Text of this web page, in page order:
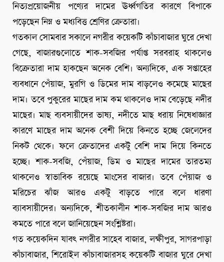
নিত্যপ্রয়োজনীয় পণ্যের দামের ঊর্ধ্বগতির কারণে বিপাকে
পড়েছেন নিম্ন ও মধ্যবিত্ত শ্রেণির ক্রেতারা।
গতকাল সোমবার সকালে নগরীর কয়েকটি কাঁচাবাজার ঘুরে দেখা
গেছে, বাজারগুলোতে শাক-সবজির পর্যাপ্ত সরবরাহ থাকলেও
বিক্রেতারা দাম হাকছেন অনেক বেশি। অন্যদিকে, এক সপ্তাহের
ব্যবধানে পেঁয়াজ, মুরগি ও ডিমের দাম বাড়লেও কমেছে মাছের
দাম। তবে পুকুরের মাছের দাম কম থাকলেও দাম বেড়েছে নদীর
মাছের। মাছ ব্যবসায়ীদের ভাষ্য, নদীতে মাছ ধরায় নিষেধাজ্ঞার
কারণে মাছের দাম অনেক বেশী দিয়ে কিনতে হচ্ছে জেলেদের
নিকট থেকে। ফলে ক্রেতাদের একটু বেশি দাম দিয়ে কিনতে
হচ্ছে। শাক-সবজি, পেঁয়াজ, ডিম ও মাছের দামের তারতম্য
থাকলেও স্বাভাবিক রয়েছে মাংসের বাজার। তবে পেঁয়াজ ও
মরিচের ঝাঁজ আরও একটু বাড়তে পারে বলে ধারণা
ব্যাবসায়ীদের। অন্যদিকে, শীতকালীন শাক-সবজির দাম আরও
কমতে পারে বলে জানিয়েছেন সংশ্লিষ্টরা।
গত কয়েকদিন যাবৎ নগরীর সাহেব বাজার, লক্ষীপুর, সাগরপাড়া
কাঁচাবাজার, শিরোইল কাঁচাবাজারসহ কয়েকটি বাজার ঘুরে দেখা